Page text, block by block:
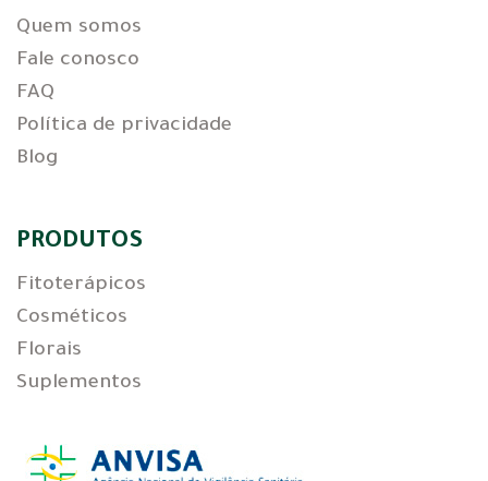
Quem somos
Fale conosco
FAQ
Política de privacidade
Blog
PRODUTOS
Fitoterápicos
Cosméticos
Florais
Suplementos